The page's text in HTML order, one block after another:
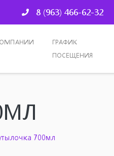
8 (963) 466-62-32
ГРАФИК
ПОСЕЩЕНИЯ
700мл